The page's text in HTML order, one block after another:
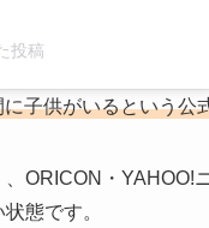
投稿
子供がいるという公
ORICON・YAHOO!
態です。